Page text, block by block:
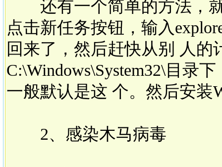
还有一个简单的方法，就
点击新任务按钮，输入
回来了，然后赶快从别 人的
C:\Windows\System32\目录
一般默认是这 个。然后安装
2、感染木马病毒